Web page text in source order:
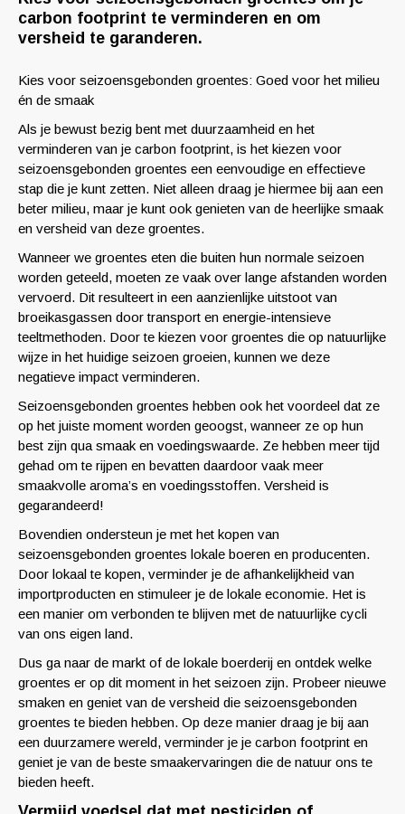
carbon footprint te verminderen en om
versheid te garanderen.
Kies voor seizoensgebonden groentes: Goed voor het milieu
én de smaak
Als je bewust bezig bent met duurzaamheid en het
verminderen van je carbon footprint, is het kiezen voor
seizoensgebonden groentes een eenvoudige en effectieve
stap die je kunt zetten. Niet alleen draag je hiermee bij aan een
beter milieu, maar je kunt ook genieten van de heerlijke smaak
en versheid van deze groentes.
Wanneer we groentes eten die buiten hun normale seizoen
worden geteeld, moeten ze vaak over lange afstanden worden
vervoerd. Dit resulteert in een aanzienlijke uitstoot van
broeikasgassen door transport en energie-intensieve
teeltmethoden. Door te kiezen voor groentes die op natuurlijke
wijze in het huidige seizoen groeien, kunnen we deze
negatieve impact verminderen.
Seizoensgebonden groentes hebben ook het voordeel dat ze
op het juiste moment worden geoogst, wanneer ze op hun
best zijn qua smaak en voedingswaarde. Ze hebben meer tijd
gehad om te rijpen en bevatten daardoor vaak meer
smaakvolle aroma’s en voedingsstoffen. Versheid is
gegarandeerd!
Bovendien ondersteun je met het kopen van
seizoensgebonden groentes lokale boeren en producenten.
Door lokaal te kopen, verminder je de afhankelijkheid van
importproducten en stimuleer je de lokale economie. Het is
een manier om verbonden te blijven met de natuurlijke cycli
van ons eigen land.
Dus ga naar de markt of de lokale boerderij en ontdek welke
groentes er op dit moment in het seizoen zijn. Probeer nieuwe
smaken en geniet van de versheid die seizoensgebonden
groentes te bieden hebben. Op deze manier draag je bij aan
een duurzamere wereld, verminder je je carbon footprint en
geniet je van de beste smaakervaringen die de natuur ons te
bieden heeft.